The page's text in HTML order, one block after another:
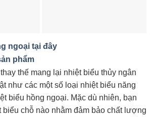
ngoại tại đây
phẩm
thế mang lại nhiệt biểu thủy ngân
như các một số loại nhiệt biểu năng
biểu hồng ngoại. Mặc dù nhiên, bạn
biểu chỗ nào nhằm đảm bảo chất lượng